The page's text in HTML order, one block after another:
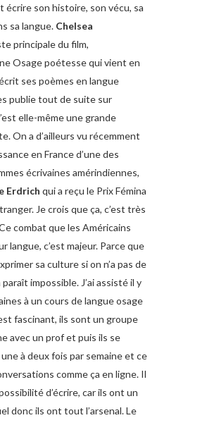
écrire son histoire, son vécu, sa
sa langue. Chelsea
principale du film,
Osage poétesse qui vient en
ses poèmes en langue
publie tout de suite sur
elle-même une grande
On a d’ailleurs vu récemment
en France d’une des
écrivaines amérindiennes,
Erdrich qui a reçu le Prix Fémina
Je crois que ça, c’est très
combat que les Américains
langue, c’est majeur. Parce que
sa culture si on n’a pas de
paraît impossible. J’ai assisté il y
à un cours de langue osage
fascinant, ils sont un groupe
avec un prof et puis ils se
à deux fois par semaine et ce
comme ça en ligne. Il
d’écrire, car ils ont un
donc ils ont tout l’arsenal. Le